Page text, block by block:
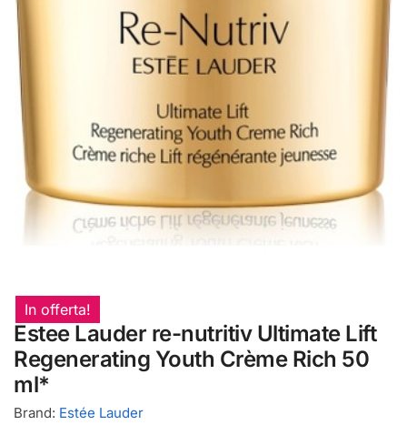
In offerta!
Estee Lauder re-nutritiv Ultimate Lift
Regenerating Youth Crème Rich 50
ml*
Brand: Estée Lauder